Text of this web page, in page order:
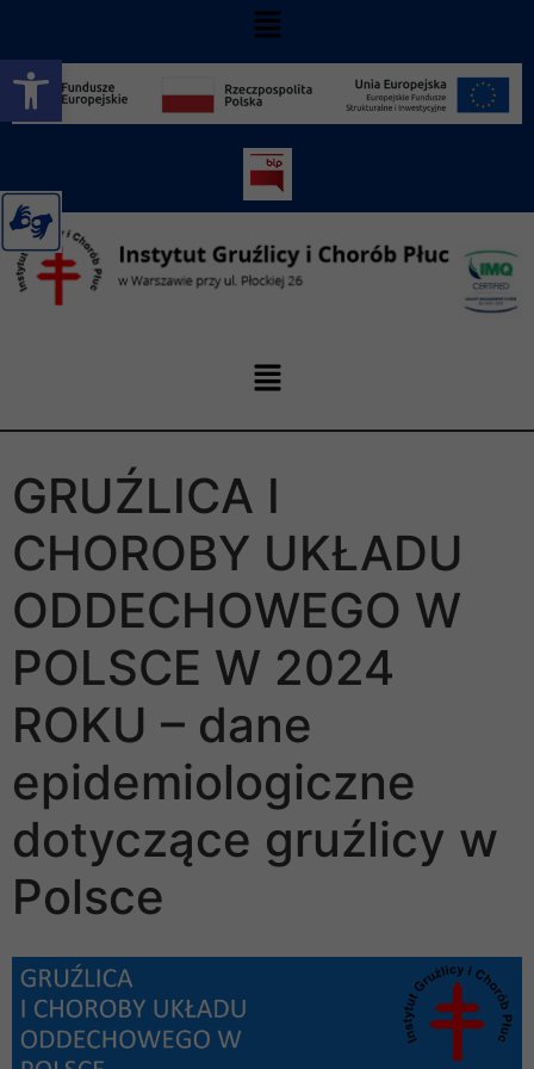
Otwórz pasek narzędzi
GRUŹLICA I
CHOROBY UKŁADU
ODDECHOWEGO W
POLSCE W 2024
ROKU – dane
epidemiologiczne
dotyczące gruźlicy w
Polsce